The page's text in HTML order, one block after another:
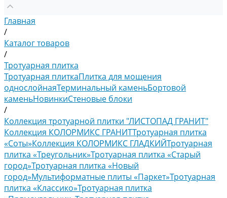
Главная
/
Каталог товаров
/
Тротуарная плитка
Тротуарная плиткаПлитка для мощения
однослойнаяТерминальный каменьБортовой
каменьНовинкиСтеновые блоки
/
Коллекция тротуарной плитки "ЛИСТОПАД ГРАНИТ"
Коллекция КОЛОРМИКС ГРАНИТТротуарная плитка
«Соты»Коллекция КОЛОРМИКС ГЛАДКИЙТротуарная
плитка «Треугольник»Тротуарная плитка «Старый
город»Тротуарная плитка «Новый
город»Мультиформатные плиты «Паркет»Тротуарная
плитка «Классико»Тротуарная плитка